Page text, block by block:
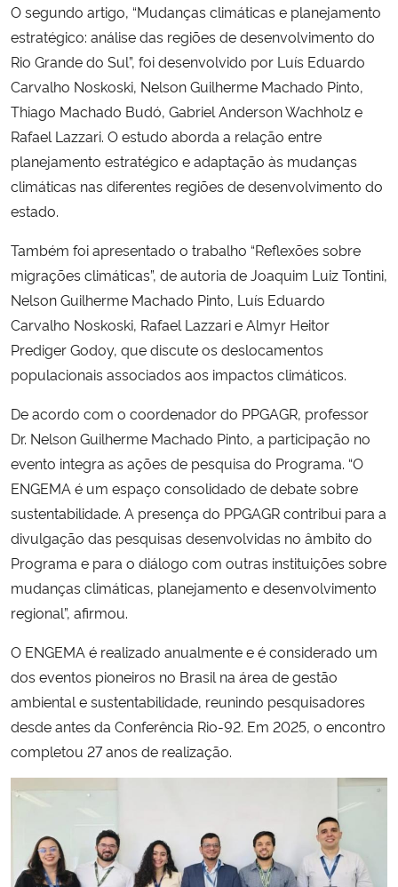
O segundo artigo, “Mudanças climáticas e planejamento
estratégico: análise das regiões de desenvolvimento do
Rio Grande do Sul”, foi desenvolvido por Luís Eduardo
Carvalho Noskoski, Nelson Guilherme Machado Pinto,
Thiago Machado Budó, Gabriel Anderson Wachholz e
Rafael Lazzari. O estudo aborda a relação entre
planejamento estratégico e adaptação às mudanças
climáticas nas diferentes regiões de desenvolvimento do
estado.
Também foi apresentado o trabalho “Reflexões sobre
migrações climáticas”, de autoria de Joaquim Luiz Tontini,
Nelson Guilherme Machado Pinto, Luís Eduardo
Carvalho Noskoski, Rafael Lazzari e Almyr Heitor
Prediger Godoy, que discute os deslocamentos
populacionais associados aos impactos climáticos.
De acordo com o coordenador do PPGAGR, professor
Dr. Nelson Guilherme Machado Pinto, a participação no
evento integra as ações de pesquisa do Programa. “O
ENGEMA é um espaço consolidado de debate sobre
sustentabilidade. A presença do PPGAGR contribui para a
divulgação das pesquisas desenvolvidas no âmbito do
Programa e para o diálogo com outras instituições sobre
mudanças climáticas, planejamento e desenvolvimento
regional”, afirmou.
O ENGEMA é realizado anualmente e é considerado um
dos eventos pioneiros no Brasil na área de gestão
ambiental e sustentabilidade, reunindo pesquisadores
desde antes da Conferência Rio-92. Em 2025, o encontro
completou 27 anos de realização.